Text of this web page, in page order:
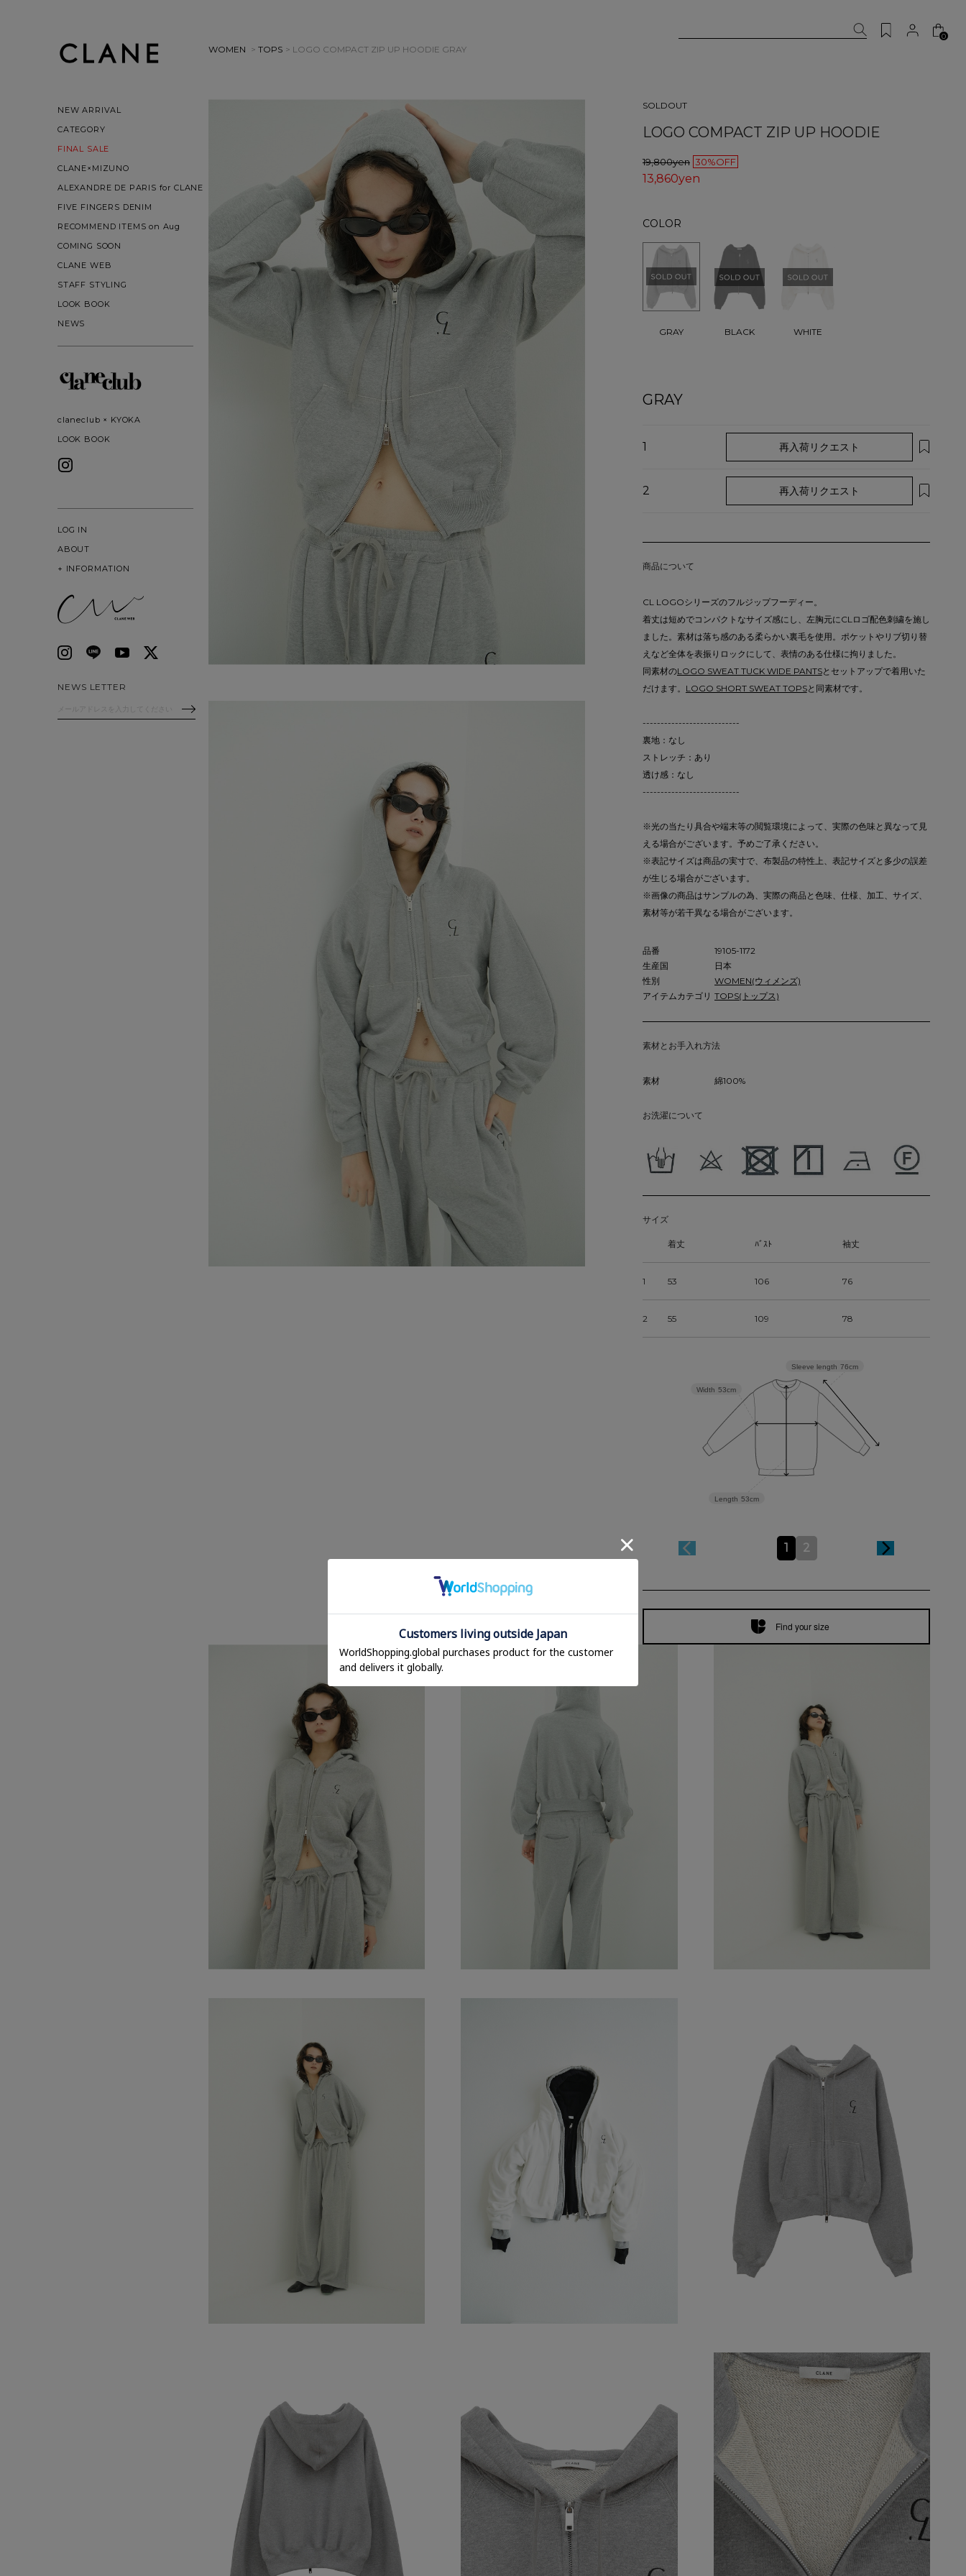
NEW ARRIVAL
CATEGORY
FINAL SALE
CLANE×MIZUNO
ALEXANDRE DE PARIS for CLANE
FIVE FINGERS DENIM
RECOMMEND ITEMS on Aug
COMING SOON
CLANE WEB
STAFF STYLING
LOOK BOOK
NEWS
claneclub × KYOKA
LOOK BOOK
LOG IN
ABOUT
+ INFORMATION
NEWS LETTER
0
WOMEN > TOPS > LOGO COMPACT ZIP UP HOODIE GRAY
SOLDOUT
LOGO COMPACT ZIP UP HOODIE
19,800yen 30%OFF
13,860yen
COLOR
GRAY BLACK WHITE
GRAY
1 再入荷リクエスト
2 再入荷リクエスト
商品について
CL LOGOシリーズのフルジップフーディー。
着丈は短めでコンパクトなサイズ感にし、左胸元にCLロゴ配色刺繍を施し
ました。素材は落ち感のある柔らかい裏毛を使用。ポケットやリブ切り替
えなど全体を表振りロックにして、表情のある仕様に拘りました。
同素材のLOGO SWEAT TUCK WIDE PANTSとセットアップで着用いた
だけます。 LOGO SHORT SWEAT TOPSと同素材です。
---------------------------
裏地：なし
ストレッチ：あり
透け感：なし
---------------------------
※光の当たり具合や端末等の閲覧環境によって、実際の色味と異なって見
える場合がございます。予めご了承ください。
※表記サイズは商品の実寸で、布製品の特性上、表記サイズと多少の誤差
が生じる場合がございます。
※画像の商品はサンプルの為、実際の商品と色味、仕様、加工、サイズ、
素材等が若干異なる場合がございます。
品番
19105-1172
生産国
日本
性別
WOMEN(ウィメンズ)
アイテムカテゴリ TOPS(トップス)
素材とお手入れ方法
素材 綿100%
お洗濯について
サイズ
着丈 ﾊﾞｽﾄ 袖丈
1 53 106 76
2 55 109 78
Sleeve length 76cm
Length 53cm
Width 53cm
1 2
Find your size